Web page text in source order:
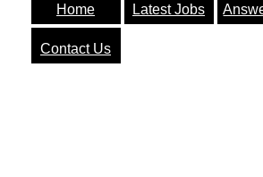
Home Latest Jobs
Contact Us